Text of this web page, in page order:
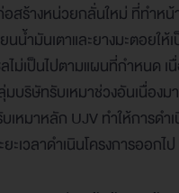
สร้างหน่วยกลั่นใหม่ ที่ทำห
น้ำมันเตาและยางมะตอยให้
ไม่เป็นไปตามแผนที่กำหนด
บริษัทรับเหมาช่วงอันเนื่องม
เหมาหลัก UJV ทำให้การดำ
ะเวลาดำเนินโครงการออกไป